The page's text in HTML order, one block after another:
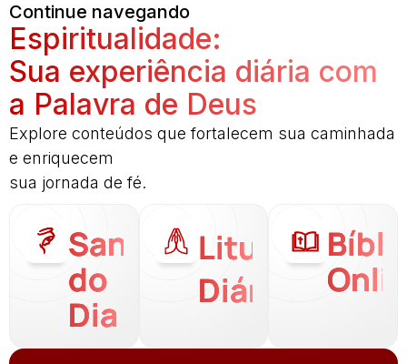
Continue navegando
Espiritualidade:
Sua experiência diária com
a Palavra de Deus
Explore conteúdos que fortalecem sua caminhada
e enriquecem
sua jornada de fé.
Santo
do
Dia
Liturgia
Diária